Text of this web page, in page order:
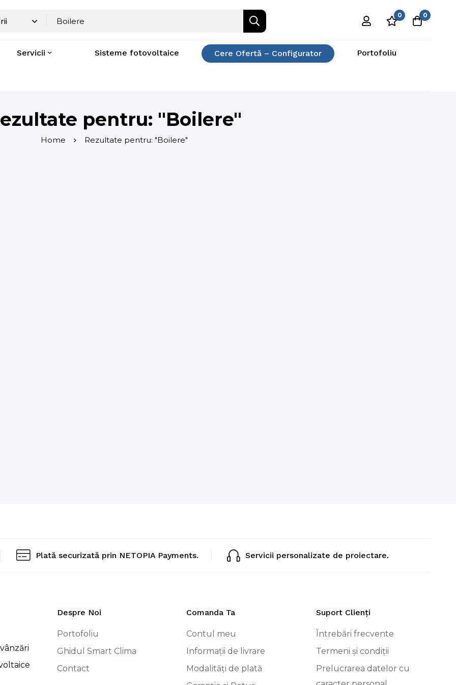
0 0
Servicii Sisteme fotovoltaice Cere Ofertă – Configurator Portofoliu
pentru: "Boilere"
Home Rezultate pentru: "Boilere"
Plată securizată prin NETOPIA Payments. Servicii personalizate de proiectare.
Despre Noi
Portofoliu
Ghidul Smart Clima
Contact
Comanda Ta
Contul meu
Informații de livrare
Modalități de plată
Suport Clienți
Întrebări frecvente
Termeni și condiții
Prelucrarea datelor cu